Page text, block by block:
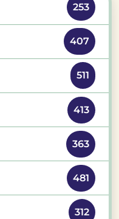
253
407
511
413
363
481
312